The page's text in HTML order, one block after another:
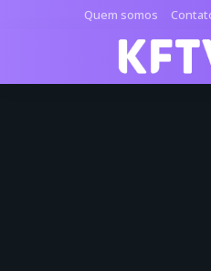
Quem somos